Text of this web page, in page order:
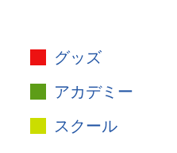
グッズ
アカデミー
スクール